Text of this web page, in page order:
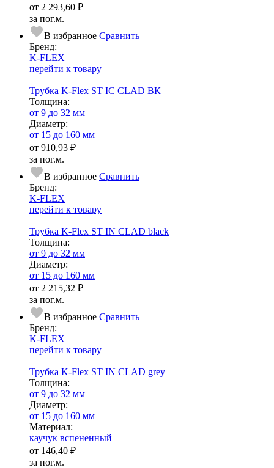
от 2 293,60 ₽
за пог.м.
В избранное Сравнить
Бренд:
K-FLEX
перейти к товару
Трубка K-Flex ST IC CLAD ВК
Тол­щи­на:
от 9 до 32 мм
Диаметр:
от 15 до 160 мм
от 910,93 ₽
за пог.м.
В избранное Сравнить
Бренд:
K-FLEX
перейти к товару
Трубка K-Flex ST IN CLAD black
Тол­щи­на:
от 9 до 32 мм
Диаметр:
от 15 до 160 мм
от 2 215,32 ₽
за пог.м.
В избранное Сравнить
Бренд:
K-FLEX
перейти к товару
Трубка K-Flex ST IN CLAD grey
Тол­щи­на:
от 9 до 32 мм
Диаметр:
от 15 до 160 мм
Ма­­те­­ри­­ал:
каучук вспененный
от 146,40 ₽
за пог.м.